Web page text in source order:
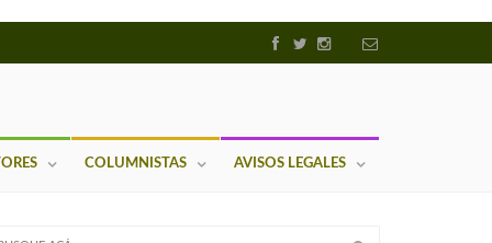
COLUMNISTAS AVISOS LEGALES